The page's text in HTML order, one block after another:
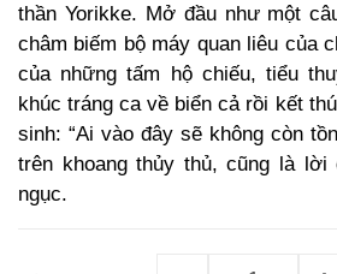
thần Yorikke. Mở đầu như một
châm biếm bộ máy quan liêu của
của những tấm hộ chiếu, tiểu
khúc tráng ca về biển cả rồi kết
sinh: “Ai vào đây sẽ không còn
trên khoang thủy thủ, cũng là
ngục.